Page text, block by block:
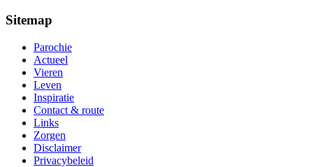
Sitemap
Parochie
Actueel
Vieren
Leven
Inspiratie
Contact & route
Links
Zorgen
Disclaimer
Privacybeleid